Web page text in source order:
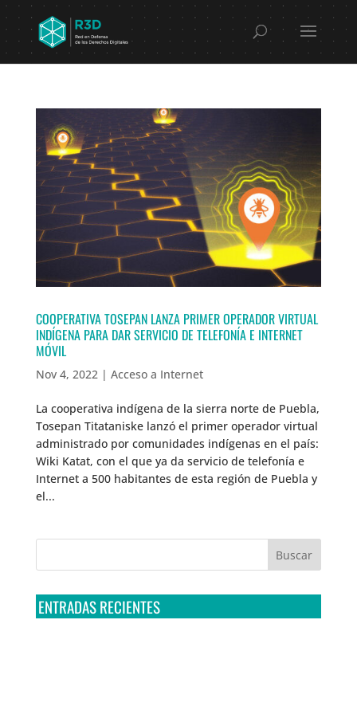
COOPERATIVA TOSEPAN LANZA PRIMER OPERADOR VIRTUAL
INDÍGENA PARA DAR SERVICIO DE TELEFONÍA E INTERNET
MÓVIL
Nov 4, 2022| Acceso a Internet
La cooperativa indígena de la sierra norte de Puebla,
Tosepan Titataniske lanzó el primer operador virtual
administrado por comunidades indígenas en el país:
Wiki Katat, con el que ya da servicio de telefonía e
Internet a 500 habitantes de esta región de Puebla y
el...
ENTRADAS RECIENTES